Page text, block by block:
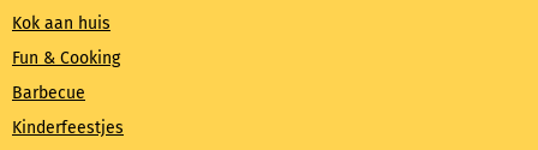
Kok aan huis
Fun & Cooking
Barbecue
Kinderfeestjes